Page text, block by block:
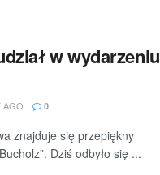
w wydarzeniu
AGO 0
znajduje się przepiękny
Dziś odbyło się ...